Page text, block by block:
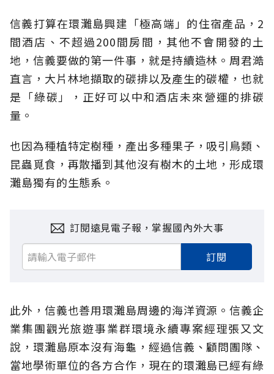
信義打算在環灘島興建「極高端」的住宿產品，2
間酒店、不超過200間房間，其他不會開發的土
地，信義要做的第一件事，就是持續造林。周君澔
直言，大片林地擷取的碳排以及產生的碳權，也就
是「綠碳」，正好可以中和酒店未來營運的排碳
量。
也因為種植特定樹種，產出多種果子，吸引鳥類、
昆蟲覓食，再散播到其他沒有樹木的土地，形成環
灘島獨有的生態系。
訂閱遠見電子報，掌握國內外大事
訂閱
此外，信義也善用環灘島周邊的海洋資源。信義企
業集團觀光旅遊事業群環境永續專案經理張又文
說，環灘島原本沒有海龜，經過信義、顧問團隊、
當地學術單位的各方合作，現在的環灘島已經有綠